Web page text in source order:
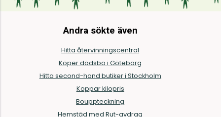
Andra sökte även
Hitta återvinningscentral
Köper dödsbo i Göteborg
Hitta second-hand butiker i Stockholm
Koppar kilopris
Bouppteckning
Hemstäd med Rut-avdrag